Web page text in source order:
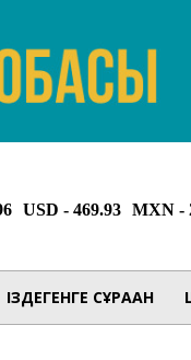
ІЗДЕГЕНГЕ СҰРАҒАН